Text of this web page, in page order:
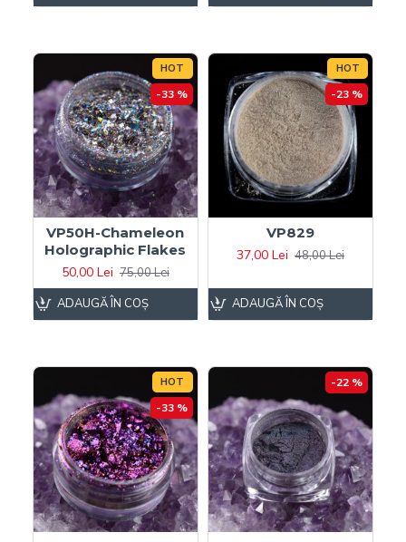
HOT
-33 %
VP50H-Chameleon
Holographic Flakes
50,00 Lei 75,00 Lei
ADAUGĂ ÎN COŞ
HOT
-23 %
VP829
37,00 Lei 48,00 Lei
ADAUGĂ ÎN COŞ
HOT
-33 %
-22 %